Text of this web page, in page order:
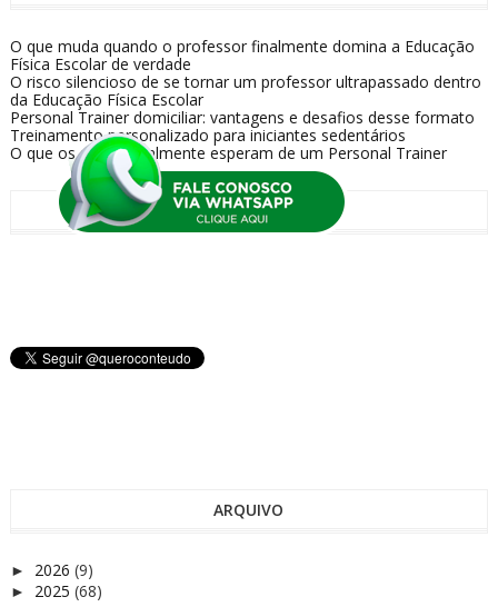
O que muda quando o professor finalmente domina a Educação
Física Escolar de verdade
O risco silencioso de se tornar um professor ultrapassado dentro
da Educação Física Escolar
Personal Trainer domiciliar: vantagens e desafios desse formato
Treinamento personalizado para iniciantes sedentários
O que os alunos realmente esperam de um Personal Trainer
REDES SOCIAIS
ARQUIVO
► 2026 (9)
► 2025 (68)